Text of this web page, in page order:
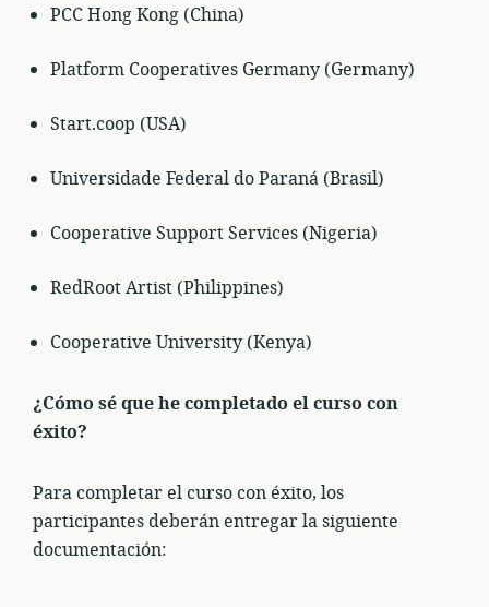
PCC Hong Kong (China)
Platform Cooperatives Germany (Germany)
Start.coop (USA)
Universidade Federal do Paraná (Brasil)
Cooperative Support Services (Nigeria)
RedRoot Artist (Philippines)
Cooperative University (Kenya)
¿Cómo sé que he completado el curso con
éxito?
Para completar el curso con éxito, los
participantes deberán entregar la siguiente
documentación: